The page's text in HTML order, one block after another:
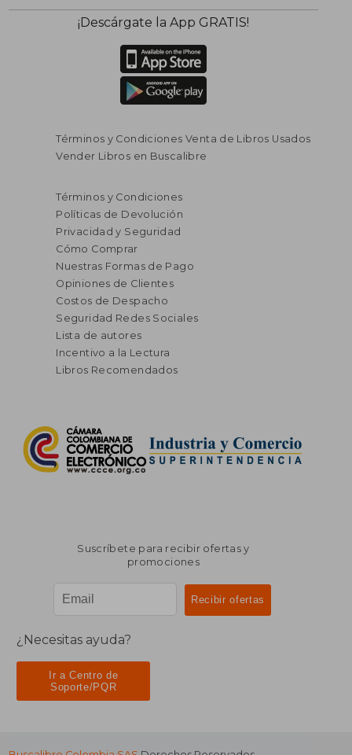
¡Descárgate la App GRATIS!
Términos y Condiciones Venta de Libros Usados
Vender Libros en Buscalibre
Términos y Condiciones
Políticas de Devolución
Privacidad y Seguridad
Cómo Comprar
Nuestras Formas de Pago
Opiniones de Clientes
Costos de Despacho
Seguridad Redes Sociales
Lista de autores
Incentivo a la Lectura
Libros Recomendados
Suscríbete para recibir ofertas y
promociones
¿Necesitas ayuda?
Ir a Centro de
Soporte/PQR